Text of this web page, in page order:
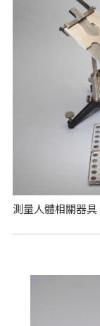
測量人體相關器具